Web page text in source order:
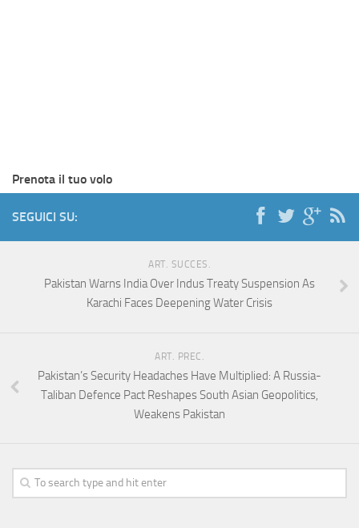
Prenota il tuo volo
SEGUICI SU:
ART. SUCCES.
Pakistan Warns India Over Indus Treaty Suspension As
Karachi Faces Deepening Water Crisis
ART. PREC.
Pakistan’s Security Headaches Have Multiplied: A Russia-
Taliban Defence Pact Reshapes South Asian Geopolitics,
Weakens Pakistan